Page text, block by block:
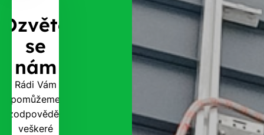
Ozvěte
se
nám
Rádi Vám
pomůžeme
zodpovědět
veškeré